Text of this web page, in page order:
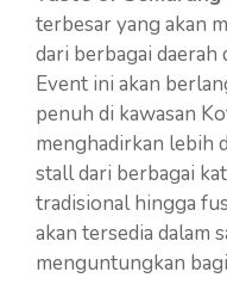
terbesar yang akan
dari berbagai daerah
Event ini akan
penuh di kawasan
menghadirkan lebih
stall dari berbagai
tradisional hingga
akan tersedia dalam
menguntungkan